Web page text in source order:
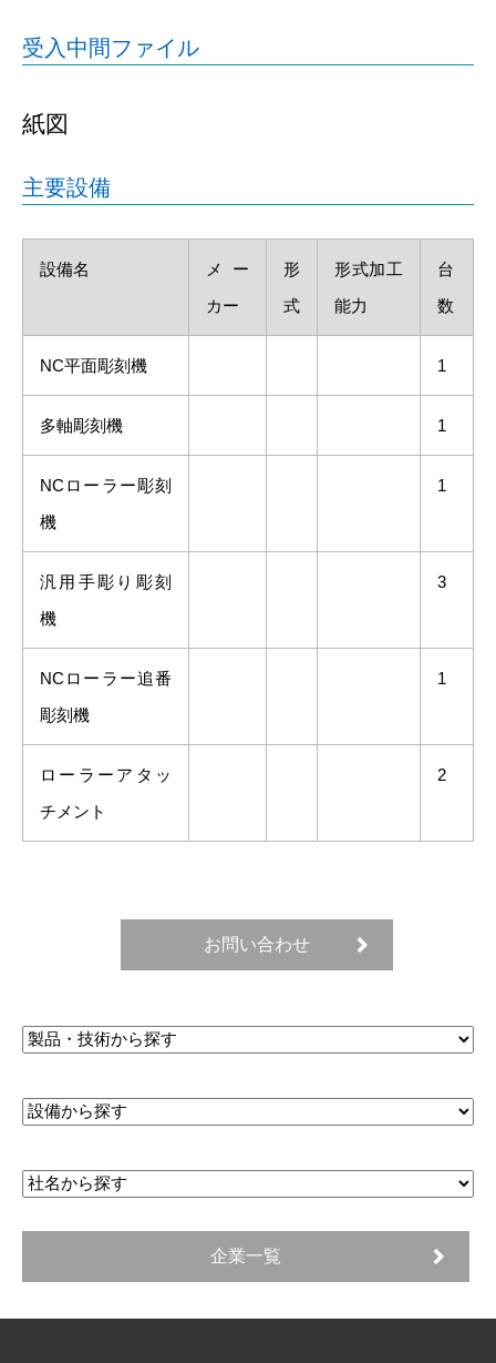
受入中間ファイル
紙図
主要設備
設備名
メー
カー
形
式
形式加工
能力
台
数
NC平面彫刻機 1
多軸彫刻機 1
NCローラー彫刻
機
1
汎用手彫り彫刻
機
3
NCローラー追番
彫刻機
1
ローラーアタッ
チメント
2
お問い合わせ
企業一覧